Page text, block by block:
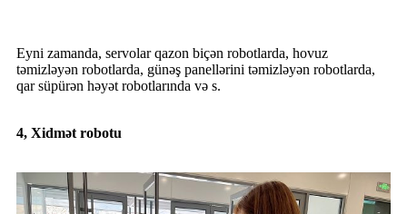
Eyni zamanda, servolar qazon biçən robotlarda, hovuz
təmizləyən robotlarda, günəş panellərini təmizləyən robotlarda,
qar süpürən həyət robotlarında və s.
4, Xidmət robotu